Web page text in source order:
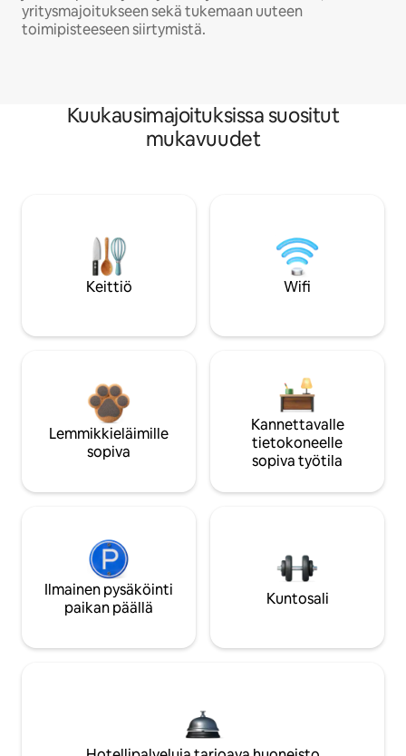
yritysmajoitukseen sekä tukemaan uuteen
toimipisteeseen siirtymistä.
Kuukausimajoituksissa suositut
mukavuudet
Keittiö Wifi
Lemmikkieläimille
sopiva
Kannettavalle
tietokoneelle
sopiva työtila
Ilmainen pysäköinti
paikan päällä
Kuntosali